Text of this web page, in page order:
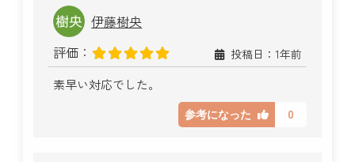
伊藤樹央
評価：
投稿日：1年前
素早い対応でした。
参考になった 0